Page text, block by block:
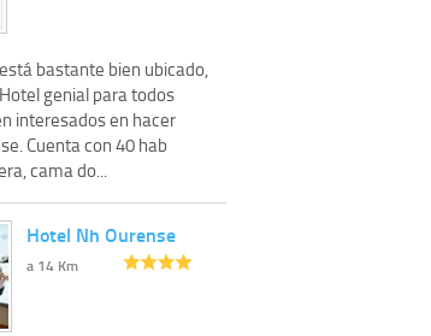
bastante bien ubicado,
genial para todos
interesados en hacer
Cuenta con 40 hab
cama do...
Hotel Nh Ourense
a 14 Km